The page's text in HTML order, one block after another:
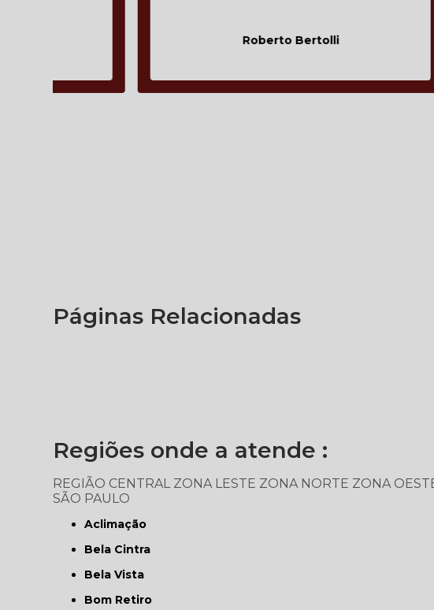
Roberto Bertolli
Páginas Relacionadas
Regiões onde a atende :
REGIÃO CENTRAL ZONA LESTE ZONA NORTE ZONA
SÃO PAULO
Aclimação
Bela Cintra
Bela Vista
Bom Retiro